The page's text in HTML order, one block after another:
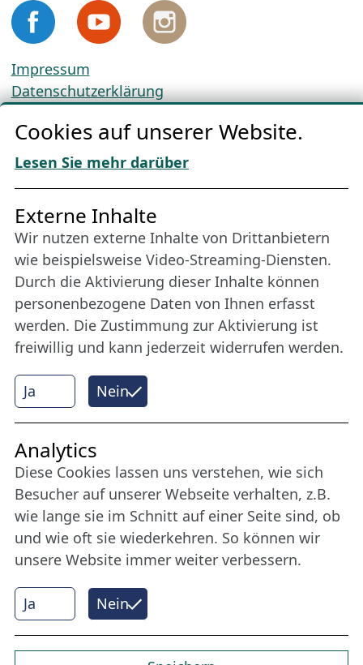
Impressum
Datenschutzerklärung
AGBs
Download „Nordic Tango“
Freundes­kreis
Bleiben Sie uns das ganze Jahr über verbunden:
Werden Sie Freund der Nordischen Filmtage
Lübeck.
Mehr erfahren
Internet Partner
© 2026 Nordische Filmtage Lübeck
CONVOTIS Lübeck GmbH
Cookies auf unserer Website.
Lesen Sie mehr darüber
Ja Nein
Externe Inhalte
Wir nutzen externe Inhalte von Drittanbietern
wie beispielsweise Video-Streaming-Diensten.
Durch die Aktivierung dieser Inhalte können
personenbezogene Daten von Ihnen erfasst
werden. Die Zustimmung zur Aktivierung ist
freiwillig und kann jederzeit widerrufen werden.
Ja Nein
Analytics
Diese Cookies lassen uns verstehen, wie sich
Besucher auf unserer Webseite verhalten, z.B.
wie lange sie im Schnitt auf einer Seite sind, ob
und wie oft sie wiederkehren. So können wir
unsere Website immer weiter verbessern.